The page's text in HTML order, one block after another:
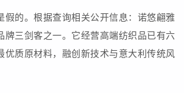
假的。根据查询相关公开信息：诺悠翩雅
牌三剑客之一。它经营高端纺织品已有六
优质原材料，融创新技术与意大利传统风